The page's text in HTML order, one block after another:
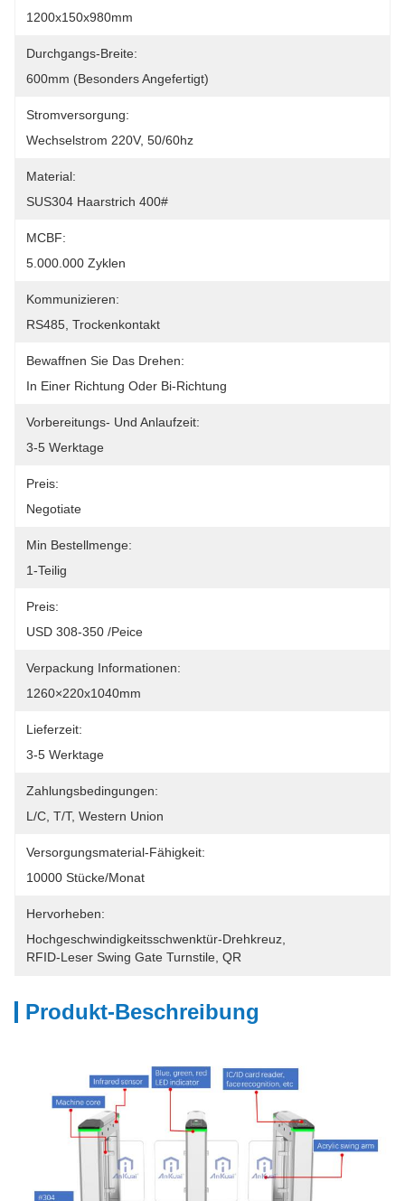
1200x150x980mm
Durchgangs-Breite:
600mm (besonders Angefertigt)
Stromversorgung:
Wechselstrom 220V, 50/60hz
Material:
SUS304 Haarstrich 400#
MCBF:
5.000.000 Zyklen
Kommunizieren:
RS485, Trockenkontakt
Bewaffnen Sie Das Drehen:
In Einer Richtung Oder Bi-Richtung
Vorbereitungs- Und Anlaufzeit:
3-5 Werktage
Preis:
Negotiate
Min Bestellmenge:
1-Teilig
Preis:
USD 308-350 /Peice
Verpackung Informationen:
1260×220x1040mm
Lieferzeit:
3-5 Werktage
Zahlungsbedingungen:
L/C, T/T, Western Union
Versorgungsmaterial-Fähigkeit:
10000 Stücke/Monat
Hervorheben:
Hochgeschwindigkeitsschwenktür-Drehkreuz
RFID-Leser Swing Gate Turnstile QR
Produkt-Beschreibung